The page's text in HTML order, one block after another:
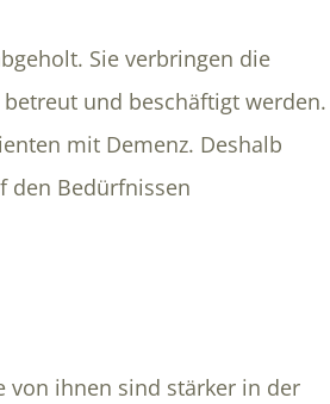
Sie verbringen die
und beschäftigt werden.
mit Demenz. Deshalb
den Bedürfnissen
von ihnen sind stärker in der